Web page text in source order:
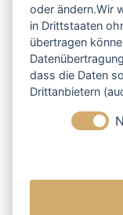
oder ändern.Wir
in Drittstaaten
übertragen
dass die Daten
Drittanbietern